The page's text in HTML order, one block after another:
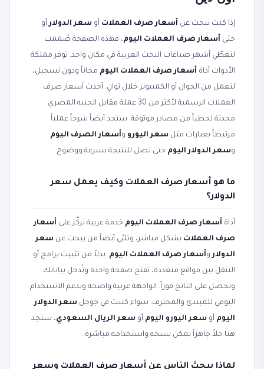
إذا كنت تبحث عن أسعار صرف العملات أو سعر الدولارأو
حتى أسعار صرف العملات اليوم، فهذه الصفحة صُممت
لتغطّي أشهر صياغات البحث العربية في مكان واحد. توفر مملكة
الأدوات أداة أسعار صرف العملات اليوم مجاناً ودون تسجيل،
لتعمل من الجوال أو الكمبيوتر خلال ثوانٍ. أحدث أسعار صرف
العملات الرسمية لأكثر من 30 عملة مقابل الجنيه المصري.
محدثة لحظياً من مصادر موثوقة. ستجد أيضاً شرحاً عملياً
مرتبطاً بعبارات مثل سعر اليورو وأسعار الصرف اليوم
وسعر الدولار اليوم حتى تصل للنتيجة بسرعة ووضوح.
ما هو أسعار صرف العملات وكيف يعمل سعر
الدولار؟
أداة أسعار صرف العملات اليوم خدمة عربية تركّز على أسعار
صرف العملات بشكل مباشر، وتلبّي أيضاً من يبحث عن سعر
الدولاروأسعار صرف العملات اليوم. بدلاً من تثبيت برامج أو
التنقل بين مواقع متعددة، تفتح صفحة واحدة وتُدخل بياناتك
وتحصل على الناتج فوراً. الواجهة عربية واضحة وتدعم الاستخدام
اليومي للمبتدئ والمحترف. سواء كتبت في جوجل سعر الدولار
اليوم أو سعر اليورو اليوم أو سعر الريال السعودي، ستجد
هنا حلاً جاهزاً يمكن نسخه واستخدامه مباشرة.
لماذا يبحث الناس عن أسعار صرف العملات وسعر